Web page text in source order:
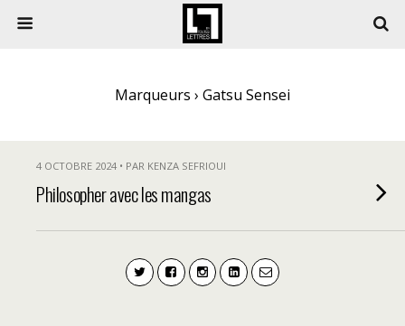
Marqueurs › Gatsu Sensei
4 OCTOBRE 2024 • PAR KENZA SEFRIOUI
Philosopher avec les mangas